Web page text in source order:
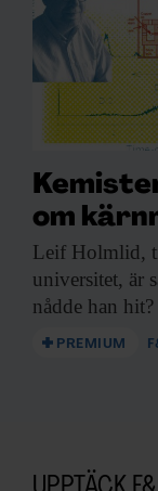
om
Leif Holmlid,
universitet, är
nådde han hit?
PREMIUM